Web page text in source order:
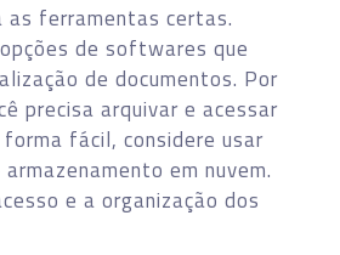
as ferramentas certas.
de softwares que
de documentos. Por
precisa arquivar e acessar
fácil, considere usar
em nuvem.
e a organização dos